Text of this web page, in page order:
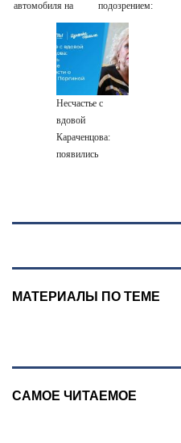
автомобиля на
пешеходов в
подозрением:
Зеленский
поставил задачу
своим
дипломатам
Несчастье с
вдовой
Караченцова:
появились
Поргиной
МАТЕРИАЛЫ ПО ТЕМЕ
САМОЕ ЧИТАЕМОЕ